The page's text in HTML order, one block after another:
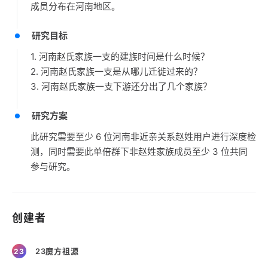
成员分布在河南地区。
研究目标
1. 河南赵氏家族一支的建族时间是什么时候？
2. 河南赵氏家族一支是从哪儿迁徙过来的？
3. 河南赵氏家族一支下游还分出了几个家族？
研究方案
此研究需要至少 6 位河南非近亲关系赵姓用户进行深度检
测，同时需要此单倍群下非赵姓家族成员至少 3 位共同
参与研究。
创建者
23 23魔方祖源